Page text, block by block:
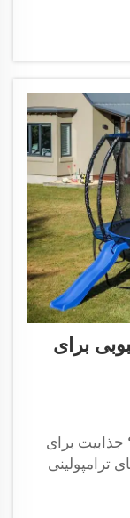
لطیف
در
برای
جذابیت برای
ترامپولینی
از